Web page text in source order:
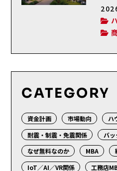
CATEGORY
資金計画 市場動向
ハ
耐震・制震・免震関係
バ
なぜ無料なのか
MBA
IoT／AI／VR関係
工務店